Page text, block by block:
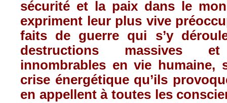
sécurité et la paix dans le
expriment leur plus vive
faits de guerre qui s’y
destructions massives
innombrables en vie humaine,
crise énergétique qu’ils
en appellent à toutes les